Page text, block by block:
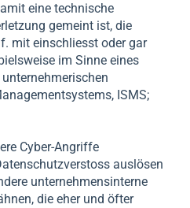
eine technische
gemeint ist, die
mit einschliesst oder gar
im Sinne eines
ISMS;
Cyber-Angriffe
auslösen
unternehmensinterne
die eher und öfter